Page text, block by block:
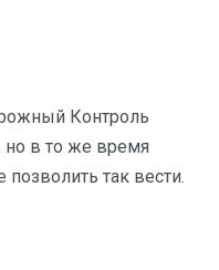
Контроль
но в то же время
так вести.